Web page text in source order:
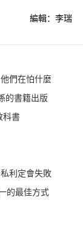
編輯：李瑞
們在怕什麼
的書籍出版
科書
利定會失敗
的最佳方式